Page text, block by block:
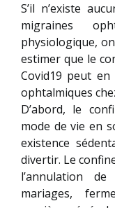
S’il n’existe
migraines
physiologique,
estimer que le
Covid19 peut
ophtalmiques
D’abord, le
mode de vie en
existence
divertir. Le
l’annulation
mariages,